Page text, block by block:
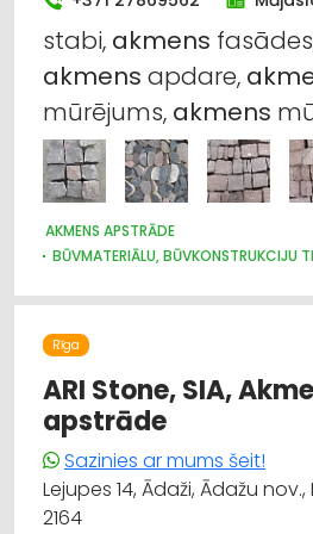
stabi, akmens
akmens apdare,
mūrējums, akmens
AKMENS APSTRĀDE
BŪVMATERIĀLU, BŪVKONSTRUKCIJU
Rīga
ARI Stone, SIA,
apstrāde
Sazinies ar mums šeit!
Lejupes 14, Ādaži, Ādažu nov.,
2164